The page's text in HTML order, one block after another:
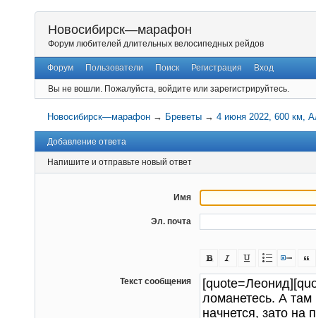
Новосибирск—марафон
Форум любителей длительных велосипедных рейдов
Форум Пользователи Поиск Регистрация Вход
Вы не вошли. Пожалуйста, войдите или зарегистрируйтесь.
Новосибирск—марафон → Бреветы →4 июня 2022, 600 км,
Добавление ответа
Напишите и отправьте новый ответ
Имя
Эл. почта
Текст сообщения